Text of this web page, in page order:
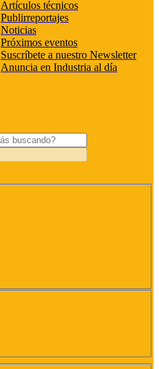
Artículos técnicos
Publirreportajes
Noticias
Próximos eventos
Suscríbete a nuestro Newsletter
Anuncia en Industria al día